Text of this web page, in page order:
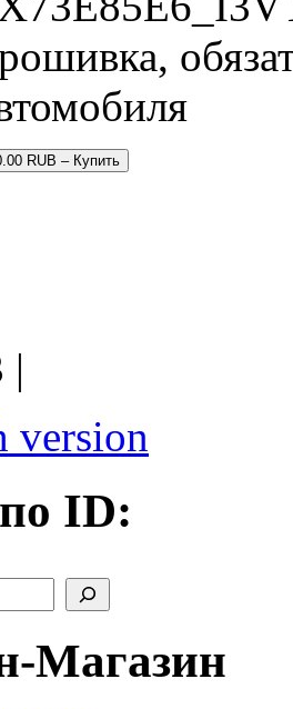
RUB – Купить
|
version
ID:
Магазин